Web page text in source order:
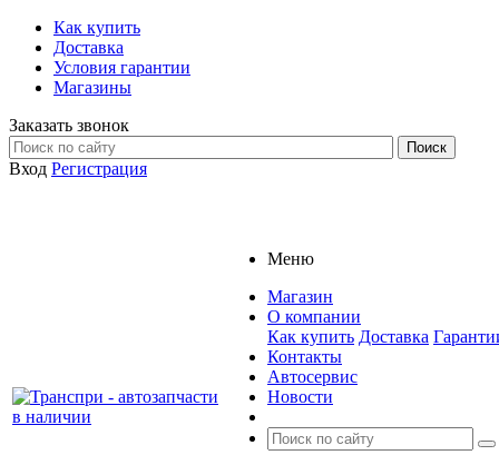
Как купить
Доставка
Условия гарантии
Магазины
Заказать звонок
Вход Регистрация
Меню
Магазин
О компании
Как купить Доставка
Контакты
Автосервис
Новости